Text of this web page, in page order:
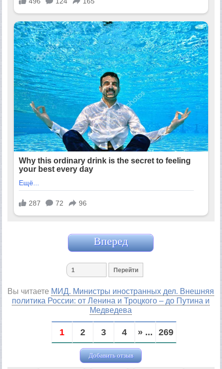
Вперед
Вы читаете МИД. Министры иностранных дел. Внешняя
политика России: от Ленина и Троцкого – до Путина и
Медведева
1 2 3 4 » ... 269
Добавить отзыв